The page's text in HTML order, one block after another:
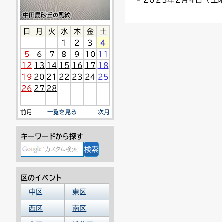
連絡ごみ
ユニバーサルデザイン
日 月 火 水 木 金
土
1
2 3
4
5
6 7 8 9 10 11
12 13 14 15 16 17 18
19 20 21 22 23 24 25
26 27 28
前月 一覧を見る 次月
キーワードから探す
区のイベント
中区
東区
西区 南区